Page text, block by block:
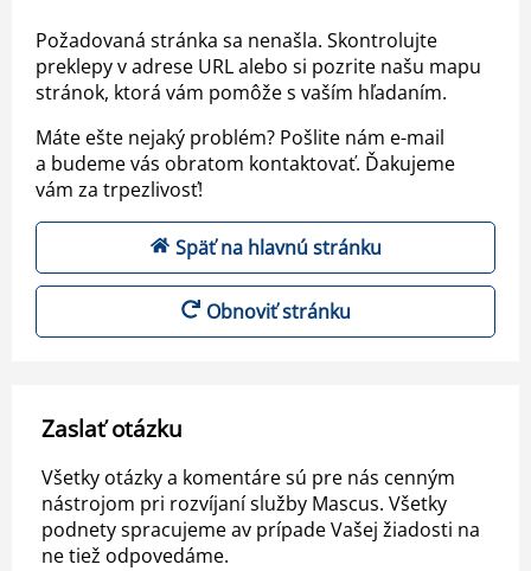
Požadovaná stránka sa nenašla. Skontrolujte
preklepy v adrese URL alebo si pozrite našu mapu
stránok, ktorá vám pomôže s vaším hľadaním.
Máte ešte nejaký problém? Pošlite nám e-mail
a budeme vás obratom kontaktovať. Ďakujeme
vám za trpezlivosť!
Späť na hlavnú stránku
Obnoviť stránku
Zaslať otázku
Všetky otázky a komentáre sú pre nás cenným
nástrojom pri rozvíjaní služby Mascus. Všetky
podnety spracujeme av prípade Vašej žiadosti na
ne tiež odpovedáme.